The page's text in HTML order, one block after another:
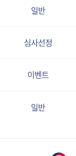
일반
심사선정
이벤트
일반